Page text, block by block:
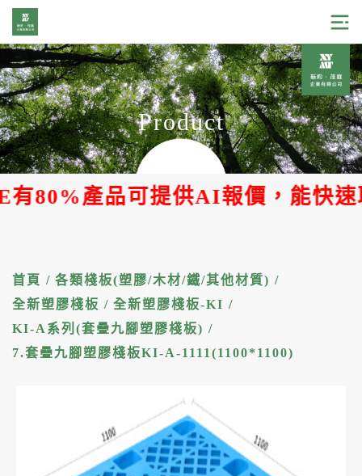
Product
產品可提供AI報價，能快速取得
首頁 / 各類棧板(塑膠/木材/鐵/其他材質) /
全新塑膠棧板 / 全新塑膠棧板-KI /
KI-A系列(套疊九腳塑膠棧板) /
7.套疊九腳塑膠棧板KI-A-1111(1100*1100)